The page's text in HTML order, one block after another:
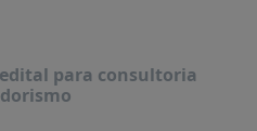
para consultoria